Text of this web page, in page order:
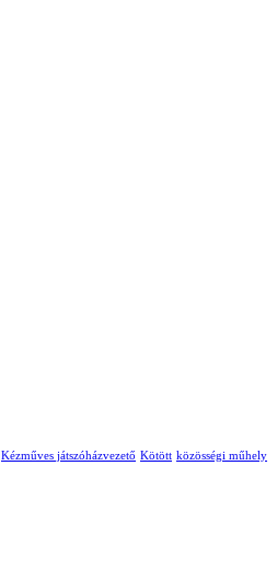
Kézműves játszóházvezető Kötött közösségi műhely